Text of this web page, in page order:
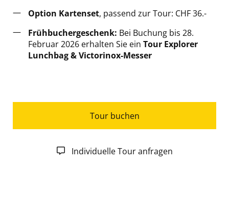
Option Kartenset, passend zur Tour: CHF 36.-
Frühbuchergeschenk: Bei Buchung bis 28.
Februar 2026 erhalten Sie ein Tour Explorer
Lunchbag & Victorinox-Messer
Tour buchen
Individuelle Tour anfragen